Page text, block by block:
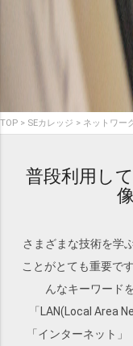
TOP SEカレッジ ネットワー
普段利用し
さまざまな技術を学
ことがとても重要で
んなキーワード
「LAN(Local Area
「インターネット